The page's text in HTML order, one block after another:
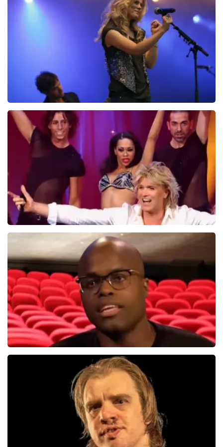
Ilse DeLange
274+
BEKIJKEN
Hans Klok
314+ reviews
BEKIJKEN
Jandino Asporaat
499+reviews
BEKIJKEN